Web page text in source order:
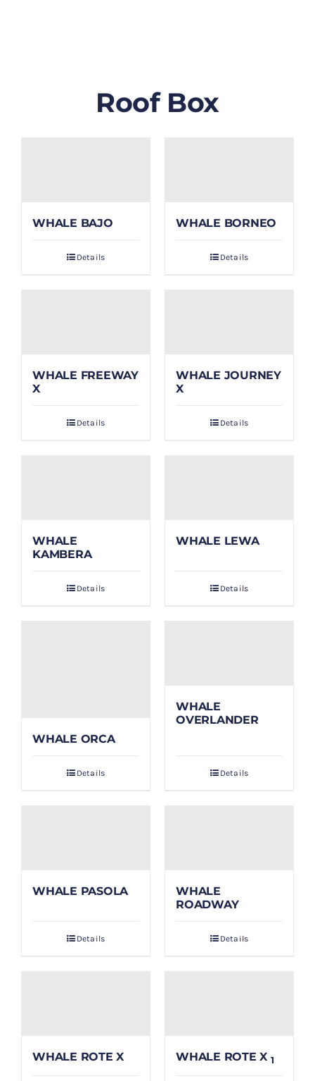
PAYMENT
Roof Box
WHALE BAJO
Details
WHALE BORNEO
Details
WHALE FREEWAY
X
Details
WHALE JOURNEY
X
Details
WHALE
KAMBERA
Details
WHALE LEWA
Details
WHALE ORCA
Details
WHALE
OVERLANDER
Details
WHALE PASOLA
Details
WHALE
ROADWAY
Details
WHALE ROTE X WHALE ROTE X 1